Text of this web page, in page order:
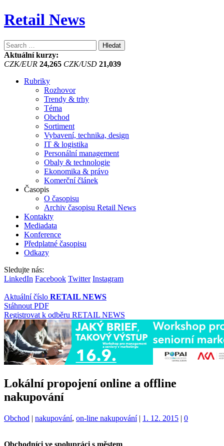
Retail News
Vyhledávání
Aktuální kurzy:
CZK/EUR 24,265 CZK/USD 21,039
Rubriky
Rozhovor
Trendy & trhy
Téma
Obchod
Sortiment
Vybavení, technika, design
IT & logistika
Personální management
Obaly & technologie
Ekonomika & právo
Komerční článek
Časopis
O časopisu
Archiv časopisu Retail News
Kontakty
Mediadata
Konference
Předplatné časopisu
Odkazy
Sledujte nás:
LinkedIn Facebook Twitter Instagram
Aktuální číslo RETAIL NEWS
Stáhnout PDF
Registrovat k odběru RETAIL NEWS
Lokální propojení online a offline
nakupování
Kategorie:
Obchod | Štítky:
nakupování, on-line nakupování | 1. 12. 2015 | 0
Obchodníci ve spolupráci s městem